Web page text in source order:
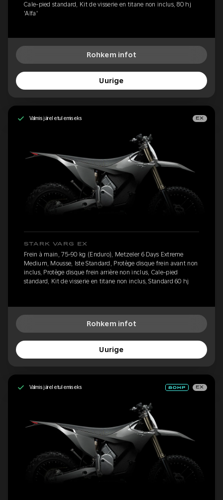
Cale-pied standard, Kit de visserie en titane non inclus, 80 hj
'Alfa'
Rohkem infot
Uurige
Valmis järeletulemiseks EX
STARK VARG EX
Frein à main, 75-90 kg (Enduro), Metzeler 6 Days Extreme
Medium, Mousse, Iste Standard, Protège disque frein avant non
inclus, Protège disque frein arrière non inclus, Cale-pied
standard, Kit de visserie en titane non inclus, Standard 60 hj
Rohkem infot
Uurige
Valmis järeletulemiseks EX